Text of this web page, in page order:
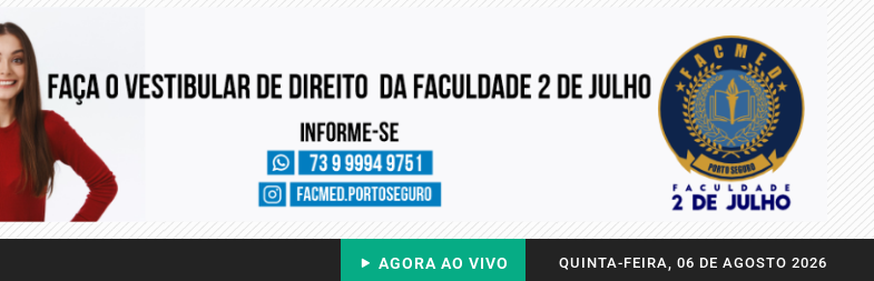
QUINTA-FEIRA, 06 DE AGOSTO 2026
AGORA AO VIVO